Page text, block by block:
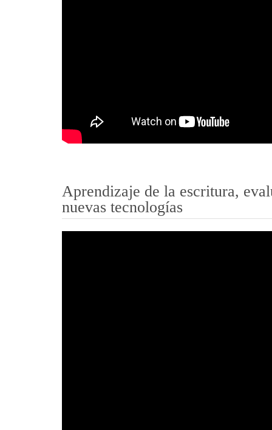
Aprendizaje de la escritura,
nuevas tecnologías